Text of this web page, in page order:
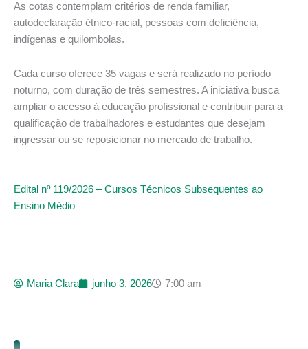
As cotas contemplam critérios de renda familiar,
autodeclaração étnico-racial, pessoas com deficiência,
indígenas e quilombolas.
Cada curso oferece 35 vagas e será realizado no período
noturno, com duração de três semestres. A iniciativa busca
ampliar o acesso à educação profissional e contribuir para a
qualificação de trabalhadores e estudantes que desejam
ingressar ou se reposicionar no mercado de trabalho.
Edital nº 119/2026 – Cursos Técnicos Subsequentes ao
Ensino Médio
Maria Clara junho 3, 2026 7:00 am